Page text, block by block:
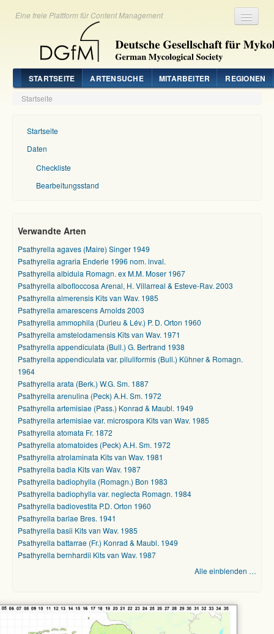
Eine freie Plattform für Content Management
STARTSEITE ARTENSUCHE MITARBEITER REGIONEN
Startseite
Startseite
Daten
Checkliste
Bearbeitungsstand
Verwandte Arten
Psathyrella agaves (Maire) Singer 1949
Psathyrella agraria Enderle 1996 nom. inval.
Psathyrella albidula Romagn. ex M.M. Moser 1967
Psathyrella albofloccosa Arenal, H. Villarreal & Esteve-Rav. 2003
Psathyrella almerensis Kits van Wav. 1985
Psathyrella amarescens Arnolds 2003
Psathyrella ammophila (Durieu & Lév.) P. D. Orton 1960
Psathyrella amstelodamensis Kits van Wav. 1971
Psathyrella appendiculata (Bull.) G. Bertrand 1938
Psathyrella appendiculata var. piluliformis (Bull.) Kühner & Romagn.
1964
Psathyrella arata (Berk.) W.G. Sm. 1887
Psathyrella arenulina (Peck) A.H. Sm. 1972
Psathyrella artemisiae (Pass.) Konrad & Maubl. 1949
Psathyrella artemisiae var. microspora Kits van Wav. 1985
Psathyrella atomata Fr. 1872
Psathyrella atomatoides (Peck) A.H. Sm. 1972
Psathyrella atrolaminata Kits van Wav. 1981
Psathyrella badia Kits van Wav. 1987
Psathyrella badiophylla (Romagn.) Bon 1983
Psathyrella badiophylla var. neglecta Romagn. 1984
Psathyrella badiovestita P.D. Orton 1960
Psathyrella barlae Bres. 1941
Psathyrella basii Kits van Wav. 1985
Psathyrella battarrae (Fr.) Konrad & Maubl. 1949
Psathyrella bernhardii Kits van Wav. 1987
Alle einblenden …